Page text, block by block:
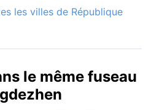
les villes de République
le même fuseau